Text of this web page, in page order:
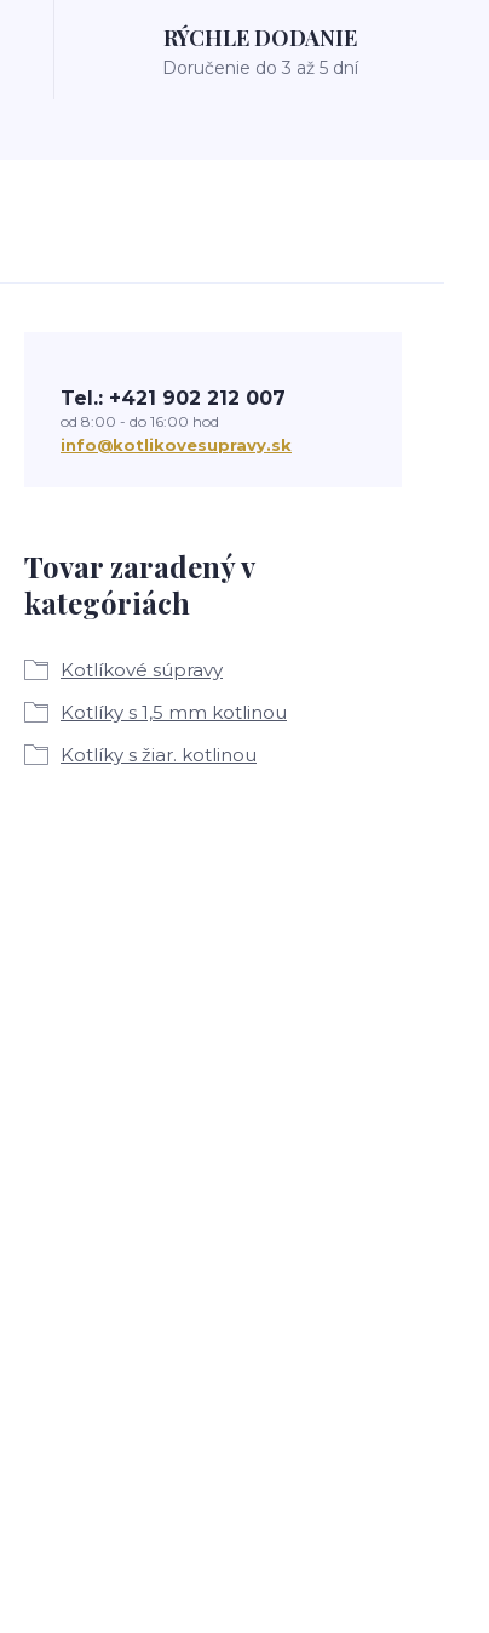
RÝCHLE DODANIE
Doručenie do 3 až 5 dní
Tovar zaradený v
kategóriách
Kotlíkové súpravy
Kotlíky s 1,5 mm kotlinou
Kotlíky s žiar. kotlinou
Tel.: +421 902 212 007
od 8:00 - do 16:00 hod
info@kotlikovesupravy.sk